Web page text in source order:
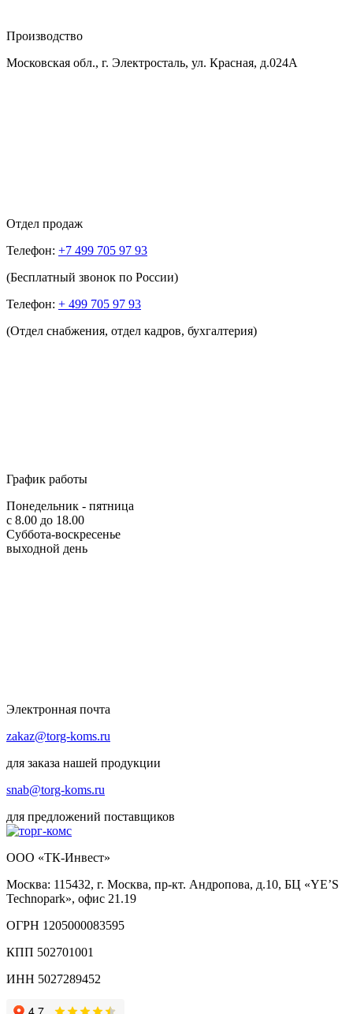
Производство
Московская обл., г. Электросталь, ул. Красная, д.024А
Отдел продаж
Телефон: +7 499 705 97 93
(Бесплатный звонок по России)
Телефон: + 499 705 97 93
(Отдел снабжения, отдел кадров, бухгалтерия)
График работы
Понедельник - пятница
с 8.00 до 18.00
Суббота-воскресенье
выходной день
Электронная почта
zakaz@torg-koms.ru
для заказа нашей продукции
snab@torg-koms.ru
для предложений поставщиков
ООО «ТК-Инвест»
Москва: 115432, г. Москва, пр-кт. Андропова, д.10, БЦ «YE’S
Technopark», офис 21.19
ОГРН 1205000083595
КПП 502701001
ИНН 5027289452